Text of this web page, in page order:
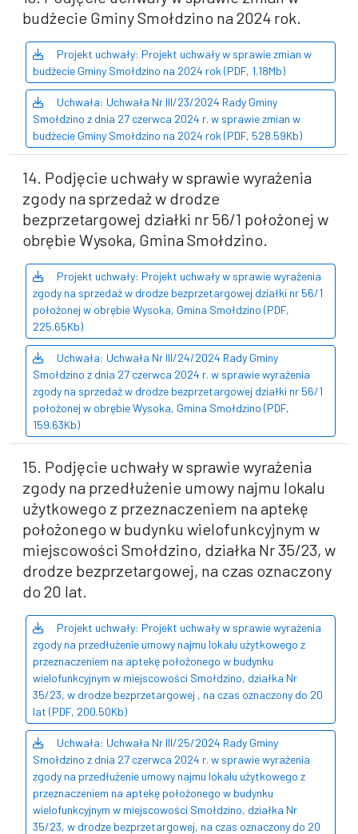
budżecie Gminy Smołdzino na 2024 rok.
Projekt uchwały: Projekt uchwały w sprawie zmian w
budżecie Gminy Smołdzino na 2024 rok (PDF, 1.18Mb)
Uchwała: Uchwała Nr III/23/2024 Rady Gminy
Smołdzino z dnia 27 czerwca 2024 r. w sprawie zmian w
budżecie Gminy Smołdzino na 2024 rok (PDF, 528.59Kb)
14. Podjęcie uchwały w sprawie wyrażenia
zgody na sprzedaż w drodze
bezprzetargowej działki nr 56/1 położonej w
obrębie Wysoka, Gmina Smołdzino.
Projekt uchwały: Projekt uchwały w sprawie wyrażenia
zgody na sprzedaż w drodze bezprzetargowej działki nr 56/1
położonej w obrębie Wysoka, Gmina Smołdzino (PDF,
225.65Kb)
Uchwała: Uchwała Nr III/24/2024 Rady Gminy
Smołdzino z dnia 27 czerwca 2024 r. w sprawie wyrażenia
zgody na sprzedaż w drodze bezprzetargowej działki nr 56/1
położonej w obrębie Wysoka, Gmina Smołdzino (PDF,
159.63Kb)
15. Podjęcie uchwały w sprawie wyrażenia
zgody na przedłużenie umowy najmu lokalu
użytkowego z przeznaczeniem na aptekę
położonego w budynku wielofunkcyjnym w
miejscowości Smołdzino, działka Nr 35/23, w
drodze bezprzetargowej, na czas oznaczony
do 20 lat.
Projekt uchwały: Projekt uchwały w sprawie wyrażenia
zgody na przedłużenie umowy najmu lokalu użytkowego z
przeznaczeniem na aptekę położonego w budynku
wielofunkcyjnym w miejscowości Smołdzino, działka Nr
35/23, w drodze bezprzetargowej , na czas oznaczony do 20
lat (PDF, 200.50Kb)
Uchwała: Uchwała Nr III/25/2024 Rady Gminy
Smołdzino z dnia 27 czerwca 2024 r. w sprawie wyrażenia
zgody na przedłużenie umowy najmu lokalu użytkowego z
przeznaczeniem na aptekę położonego w budynku
wielofunkcyjnym w miejscowości Smołdzino, działka Nr
35/23, w drodze bezprzetargowej, na czas oznaczony do 20